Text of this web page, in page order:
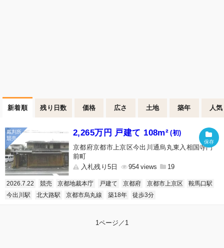
新着順 残り日数 価格 広さ 土地 築年 人気
2,265万円 戸建て 108m² (初)
京都府京都市上京区今出川通烏丸東入相国寺門
前町
入札残り5日
954 19
2026.7.22 競売 京都地裁本庁 戸建て 京都府 京都市上京区
鞍馬口駅
今出川駅
北大路駅 京都市烏丸線 築18年 徒歩3分
1ページ／1